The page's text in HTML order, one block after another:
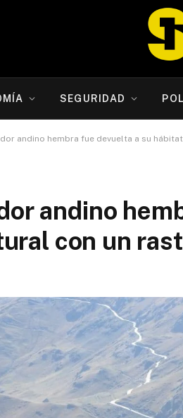
SEGURIDAD
andino hembra fue devuelta a su
andino
con un